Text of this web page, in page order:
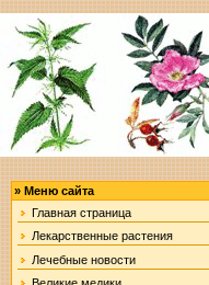
» Меню сайта
Главная страница
Лекарственные растения
Лечебные новости